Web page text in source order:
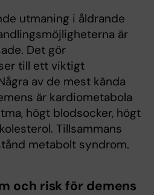
utmaning i åldrande
är
Det gör
till ett viktigt
av de mest kända
är kardiometabola
högt blodsocker, högt
Tillsammans
metabolt syndrom.
och risk för demens